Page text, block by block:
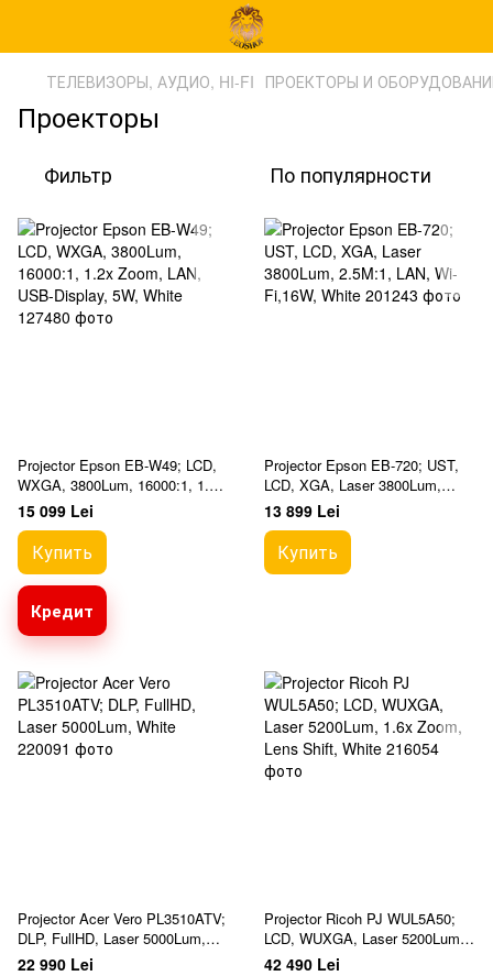
ТЕЛЕВИЗОРЫ, АУДИО, HI-FI ПРОЕКТОРЫ И
Проекторы
Фильтр По популярности
Projector Epson EB-W49; LCD,
WXGA, 3800Lum, 16000:1, 1.2x
Zoom, LAN, USB-Display, 5W,
White
15 099 Lei
Купить
Кредит
Projector Epson EB-720; UST,
LCD, XGA, Laser 3800Lum,
2.5M:1, LAN, Wi-Fi,16W, White
13 899 Lei
Купить
Projector Acer Vero PL3510ATV;
DLP, FullHD, Laser 5000Lum,
White
22 990 Lei
Projector Ricoh PJ WUL5A50;
LCD, WUXGA, Laser 5200Lum,
1.6x Zoom, Lens Shift, White
42 490 Lei